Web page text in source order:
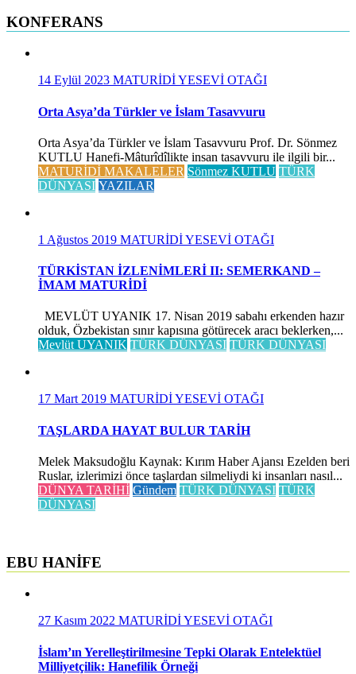
KONFERANS
14 Eylül 2023 MATURİDİ YESEVİ OTAĞI
Orta Asya’da Türkler ve İslam Tasavvuru
Orta Asya’da Türkler ve İslam Tasavvuru Prof. Dr. Sönmez
KUTLU Hanefi-Mâturîdîlikte insan tasavvuru ile ilgili bir...
MATURİDİ MAKALELER Sönmez KUTLU TÜRK
DÜNYASI YAZILAR
1 Ağustos 2019 MATURİDİ YESEVİ OTAĞI
TÜRKİSTAN İZLENİMLERİ II: SEMERKAND –
İMAM MATURİDİ
MEVLÜT UYANIK 17. Nisan 2019 sabahı erkenden hazır
olduk, Özbekistan sınır kapısına götürecek aracı beklerken,...
Mevlüt UYANIK TÜRK DÜNYASI TÜRK DÜNYASI
17 Mart 2019 MATURİDİ YESEVİ OTAĞI
TAŞLARDA HAYAT BULUR TARİH
Melek Maksudoğlu Kaynak: Kırım Haber Ajansı Ezelden beri
Ruslar, izlerimizi önce taşlardan silmeliydi ki insanları nasıl...
DÜNYA TARİHİ Gündem TÜRK DÜNYASI TÜRK
DÜNYASI
EBU HANİFE
27 Kasım 2022 MATURİDİ YESEVİ OTAĞI
İslam’ın Yerelleştirilmesine Tepki Olarak Entelektüel
Milliyetçilik: Hanefilik Örneği